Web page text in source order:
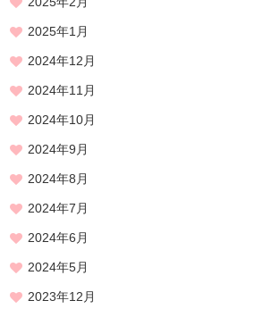
2025年1月
2024年12月
2024年11月
2024年10月
2024年9月
2024年8月
2024年7月
2024年6月
2024年5月
2023年12月